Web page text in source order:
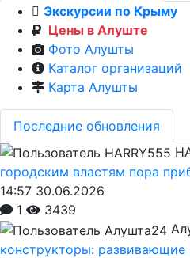
Экскурсии по Крыму
Цены в Алуште
Фото Алушты
Каталог организаций
Карта Алушты
Последние обновления
городским властям пора
14:57 30.06.2026
1
3439
конструкторы: развивающие